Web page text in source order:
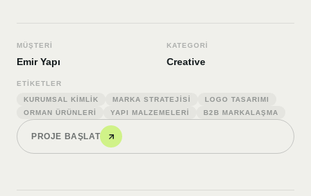
MÜŞTERI
Emir Yapı
KATEGORI
Creative
ETIKETLER
KURUMSAL KIMLIK MARKA STRATEJISI
LOGO TASARIMI
ORMAN ÜRÜNLERI
YAPI MALZEMELERI B2B MARKALAŞMA
PROJE BAŞLAT